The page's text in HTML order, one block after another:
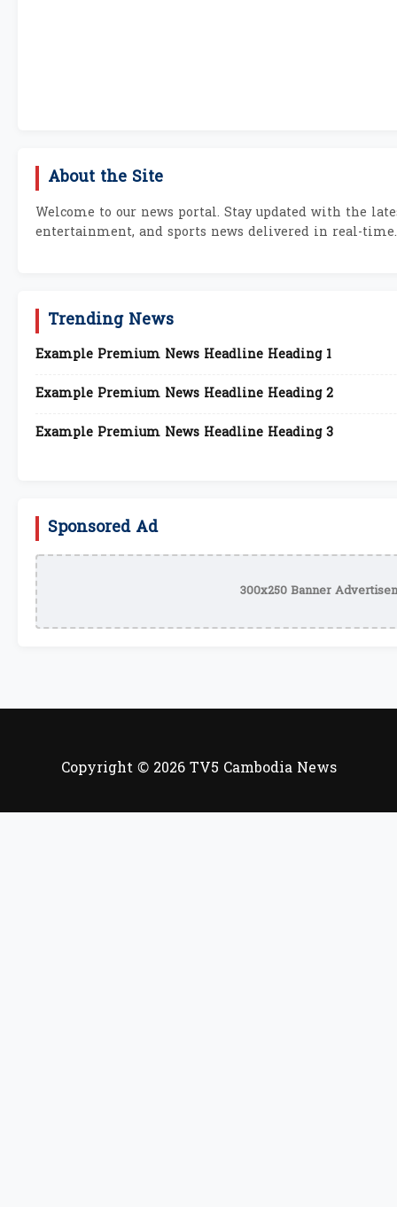
About the Site
Welcome to our news portal. Stay updated with the
entertainment, and sports news delivered in real-time.
Trending News
Example Premium News Headline Heading 1
Example Premium News Headline Heading 2
Example Premium News Headline Heading 3
Sponsored Ad
300x250 Banner
Copyright © 2026 TV5 Cambodia News